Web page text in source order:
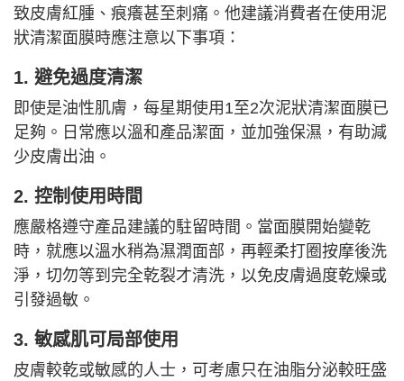
致皮膚紅腫、痕癢甚至刺痛。他建議消費者在使用泥
狀清潔面膜時應注意以下事項：
1. 避免過度清潔
即使是油性肌膚，每星期使用1至2次泥狀清潔面膜已
足夠。日常應以溫和產品潔面，並加強保濕，有助減
少皮膚出油。
2. 控制使用時間
應嚴格遵守產品建議的駐留時間。當面膜開始變乾
時，就應以溫水稍為濕潤面部，再輕柔打圈按摩後洗
淨，切勿等到完全乾裂才清洗，以免皮膚過度乾燥或
引發過敏。
3. 敏感肌可局部使用
皮膚較乾或敏感的人士，可考慮只在油脂分泌較旺盛